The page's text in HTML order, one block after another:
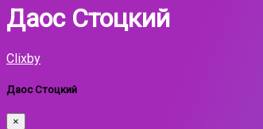
Даос Стоцкий
Clixby
Даос Стоцкий
×